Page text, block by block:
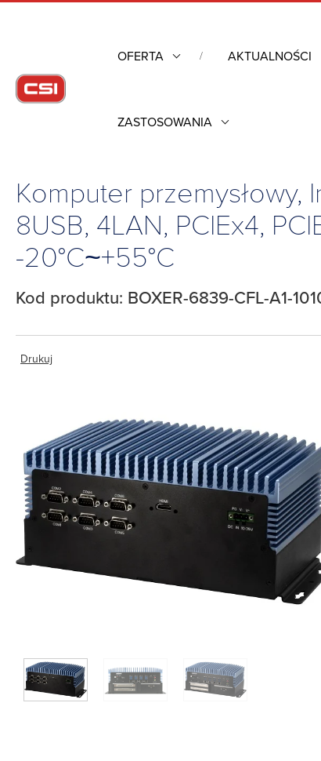
OFERTA AKTUALNOŚCI
ZASTOSOWANIA
Komputery przemysłowe
Komputer przemysłowy,
8USB, 4LAN, PCIEx4,
-20°C~+55°C
Kod produktu: BOXER-6839-CFL-A1-
Drukuj